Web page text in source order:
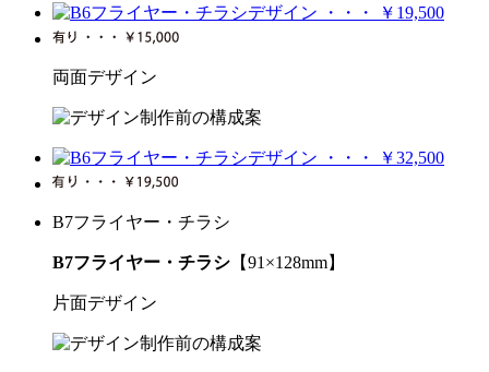
両面デザイン
B7フライヤー・チラシ
B7フライヤー・チラシ 【91×128mm】
片面デザイン